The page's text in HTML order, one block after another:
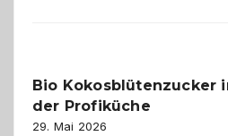
Bio Kokosblütenzucker
der Profiküche
29. Mai 2026